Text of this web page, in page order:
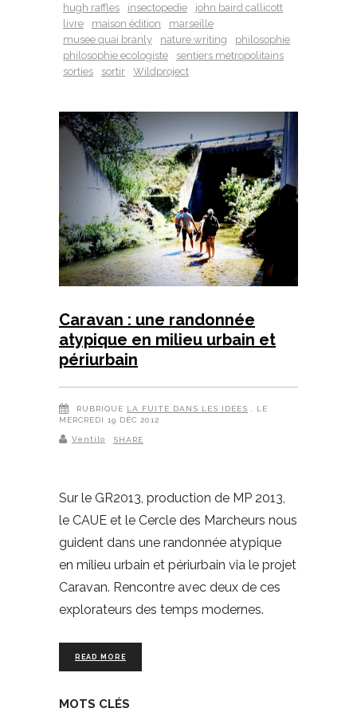
hugh raffles
insectopedie
john baird callicott
livre
maison édition
marseille
musee quai branly
nature writing
philosophie
philosophie ecologiste
sentiers metropolitains
sorties
sortir Wildproject
Caravan : une randonnée
atypique en milieu urbain et
périurbain
RUBRIQUE LA FUITE DANS LES IDÉES
, LE
MERCREDI 19 DÉC 2012
Ventilo SHARE
Sur le GR2013, production de MP 2013,
le CAUE et le Cercle des Marcheurs nous
guident dans une randonnée atypique
en milieu urbain et périurbain via le projet
Caravan. Rencontre avec deux de ces
explorateurs des temps modernes.
READ MORE
MOTS CLÉS